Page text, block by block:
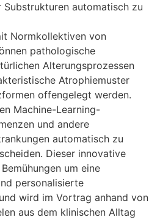
Substrukturen automatisch zu
Normkollektiven von
pathologische
Alterungsprozessen
Atrophiemuster
offengelegt werden.
Machine-Learning-
und andere
automatisch zu
Dieser innovative
um eine
personalisierte
wird im Vortrag anhand von
aus dem klinischen Alltag